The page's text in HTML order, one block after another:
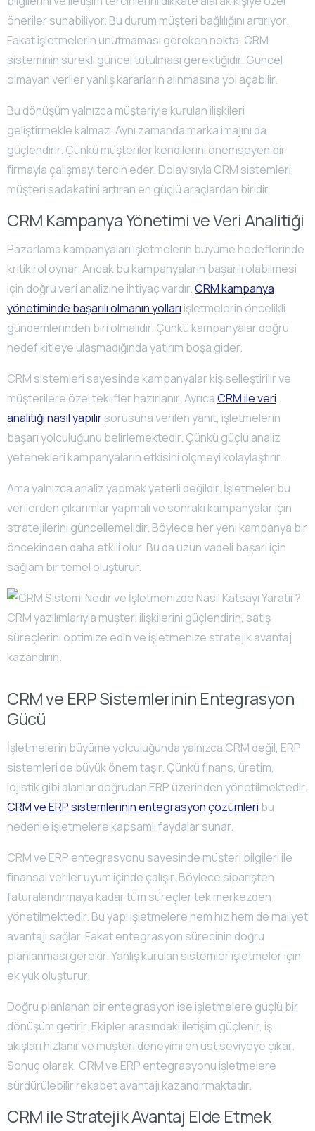
öneriler sunabiliyor. Bu durum müşteri bağlılığını artırıyor.
Fakat işletmelerin unutmaması gereken nokta, CRM
sisteminin sürekli güncel tutulması gerektiğidir. Güncel
olmayan veriler yanlış kararların alınmasına yol açabilir.
Bu dönüşüm yalnızca müşteriyle kurulan ilişkileri
geliştirmekle kalmaz. Aynı zamanda marka imajını da
güçlendirir. Çünkü müşteriler kendilerini önemseyen bir
firmayla çalışmayı tercih eder. Dolayısıyla CRM sistemleri,
müşteri sadakatini artıran en güçlü araçlardan biridir.
CRM Kampanya Yönetimi ve Veri Analitiği
Pazarlama kampanyaları işletmelerin büyüme hedeflerinde
kritik rol oynar. Ancak bu kampanyaların başarılı olabilmesi
için doğru veri analizine ihtiyaç vardır.CRM kampanya
yönetiminde başarılı olmanın yolları işletmelerin öncelikli
gündemlerinden biri olmalıdır. Çünkü kampanyalar doğru
hedef kitleye ulaşmadığında yatırım boşa gider.
CRM sistemleri sayesinde kampanyalar kişiselleştirilir ve
müşterilere özel teklifler hazırlanır. AyrıcaCRM ile veri
analitiği nasıl yapılırsorusuna verilen yanıt, işletmelerin
başarı yolculuğunu belirlemektedir. Çünkü güçlü analiz
yetenekleri kampanyaların etkisini ölçmeyi kolaylaştırır.
Ama yalnızca analiz yapmak yeterli değildir. İşletmeler bu
verilerden çıkarımlar yapmalı ve sonraki kampanyalar için
stratejilerini güncellemelidir. Böylece her yeni kampanya bir
öncekinden daha etkili olur. Bu da uzun vadeli başarı için
sağlam bir temel oluşturur.
CRM ve ERP Sistemlerinin Entegrasyon
Gücü
İşletmelerin büyüme yolculuğunda yalnızca CRM değil, ERP
sistemleri de büyük önem taşır. Çünkü finans, üretim,
lojistik gibi alanlar doğrudan ERP üzerinden yönetilmektedir.
CRM ve ERP sistemlerinin entegrasyon çözümleri bu
nedenle işletmelere kapsamlı faydalar sunar.
CRM ve ERP entegrasyonu sayesinde müşteri bilgileri ile
finansal veriler uyum içinde çalışır. Böylece siparişten
faturalandırmaya kadar tüm süreçler tek merkezden
yönetilmektedir. Bu yapı işletmelere hem hız hem de maliyet
avantajı sağlar. Fakat entegrasyon sürecinin doğru
planlanması gerekir. Yanlış kurulan sistemler işletmeler için
ek yük oluşturur.
Doğru planlanan bir entegrasyon ise işletmelere güçlü bir
dönüşüm getirir. Ekipler arasındaki iletişim güçlenir, iş
akışları hızlanır ve müşteri deneyimi en üst seviyeye çıkar.
Sonuç olarak, CRM ve ERP entegrasyonu işletmelere
sürdürülebilir rekabet avantajı kazandırmaktadır.
CRM ile Stratejik Avantaj Elde Etmek